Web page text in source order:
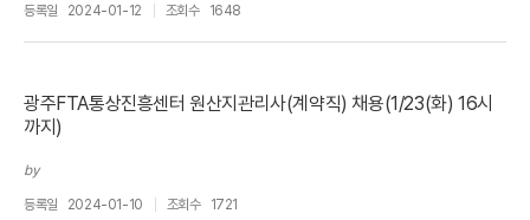
등록일 2024-01-12 조회수 1648
광주FTA통상진흥센터 원산지관리사(계약직) 채용(1/23(화) 16시
까지)
by
등록일 2024-01-10 조회수 1721